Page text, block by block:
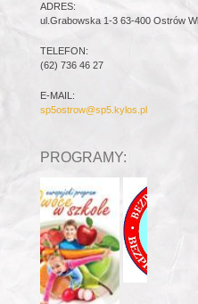
ADRES:
ul.Grabowska 1-3 63-400 Ostrów
TELEFON:
(62) 736 46 27
E-MAIL:
sp5ostrow@sp5.kylos.pl
PROGRAMY: